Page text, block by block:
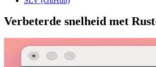
Verbeterde snelheid met